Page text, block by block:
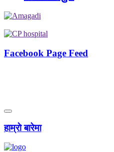
Facebook Page Feed
हाम्राे बारेमा